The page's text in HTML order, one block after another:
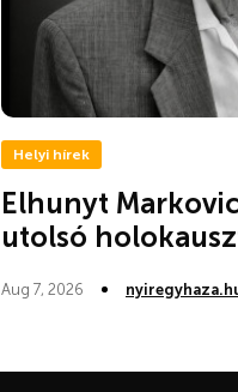
Helyi hírek
Elhunyt
utolsó
Aug 7, 2026